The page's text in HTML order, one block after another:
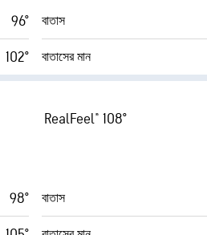
96°
102°
বাতাস
বাতাসের মান
80° F
AccuLumen Brightness Index™
মেঘে ঢাকা
মাটি থেকে মেঘের উচ্চতা (Cloud
RealFeel® 108°
98° বাতাস